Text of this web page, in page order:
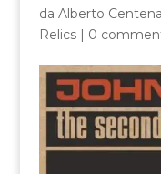
da Alberto
Relics| 0